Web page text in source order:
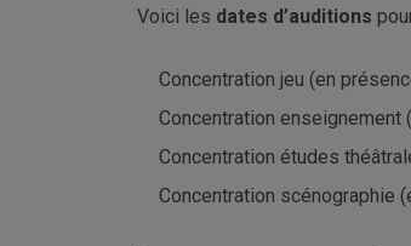
Voici les dates d’auditions
Concentration jeu (en
Concentration enseignement
Concentration études
Concentration scénographie